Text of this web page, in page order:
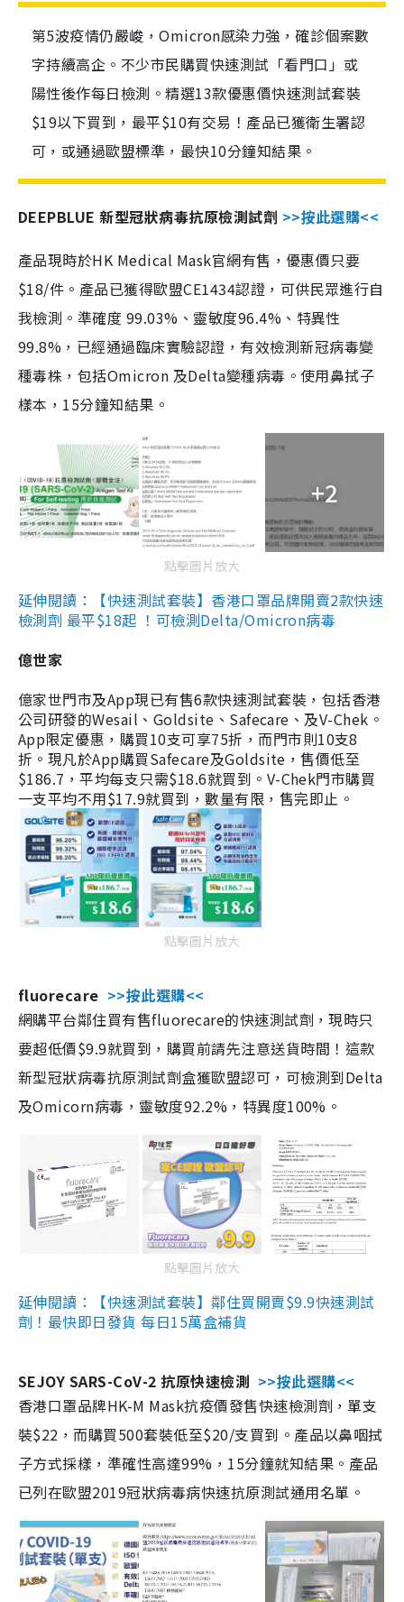
第5波疫情仍嚴峻，Omicron感染力強，確診個案數
字持續高企。不少市民購買快速測試「看門口」或
陽性後作每日檢測。精選13款優惠價快速測試套裝
$19以下買到，最平$10有交易！產品已獲衛生署認
可，或通過歐盟標準，最快10分鐘知結果。
DEEPBLUE 新型冠狀病毒抗原檢測試劑 >>按此選購<<
產品現時於HK Medical Mask官網有售，優惠價只要
$18/件。產品已獲得歐盟CE1434認證，可供民眾進行自
我檢測。準確度 99.03%、靈敏度96.4%、特異性
99.8%，已經通過臨床實驗認證，有效檢測新冠病毒變
種毒株，包括Omicron 及Delta變種病毒。使用鼻拭子
樣本，15分鐘知結果。
+2
點擊圖片放大
延伸閱讀：【快速測試套裝】香港口罩品牌開賣2款快速
檢測劑 最平$18起 ！可檢測Delta/Omicron病毒
億世家
億家世門市及App現已有售6款快速測試套裝，包括香港
公司研發的Wesail、Goldsite、Safecare、及V-Chek。
App限定優惠，購買10支可享75折，而門市則10支8
折。現凡於App購買Safecare及Goldsite，售價低至
$186.7，平均每支只需$18.6就買到。V-Chek門市購買
一支平均不用$17.9就買到，數量有限，售完即止。
點擊圖片放大
fluorecare >>按此選購<<
網購平台鄰住買有售fluorecare的快速測試劑，現時只
要超低價$9.9就買到，購買前請先注意送貨時間！這款
新型冠狀病毒抗原測試劑盒獲歐盟認可，可檢測到Delta
及Omicorn病毒，靈敏度92.2%，特異度100%。
點擊圖片放大
延伸閱讀：【快速測試套裝】鄰住買開賣$9.9快速測試
劑！最快即日發貨 每日15萬盒補貨
SEJOY SARS-CoV-2 抗原快速檢測 >>按此選購<<
香港口罩品牌HK-M Mask抗疫價發售快速檢測劑，單支
裝$22，而購買500套裝低至$20/支買到。產品以鼻咽拭
子方式採樣，準確性高達99%，15分鐘就知結果。產品
已列在歐盟2019冠狀病毒病快速抗原測試通用名單。